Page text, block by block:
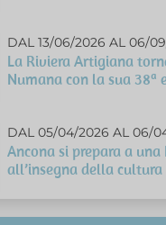
DAL 13/06/2026 AL 06/
La Riviera Artigiana
Numana con la sua 38ª
DAL 05/04/2026 AL 06/
Ancona si prepara a una
all’insegna della cultura